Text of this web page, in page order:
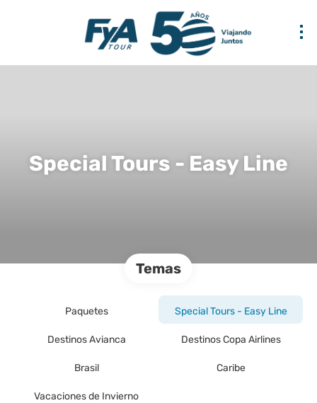
Special Tours - Easy Line
Temas
Paquetes Special Tours - Easy Line
Destinos Avianca Destinos Copa Airlines
Brasil Caribe
Vacaciones de Invierno